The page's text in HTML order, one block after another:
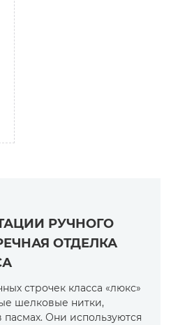
РУЧНОГО
ОТДЕЛКА
строчек класса «люкс»
шелковые нитки,
Они используются